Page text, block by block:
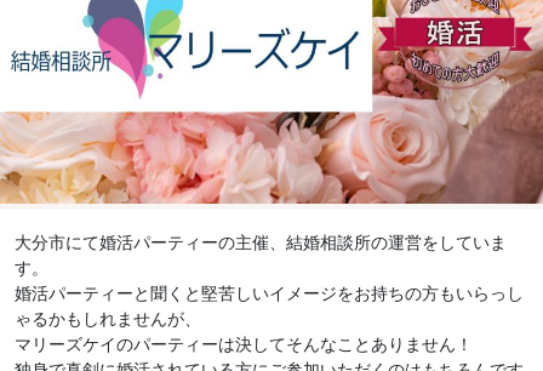
大分市にて婚活パーティーの主催、結婚相談所の運営をしていま
す。
婚活パーティーと聞くと堅苦しいイメージをお持ちの方もいらっし
ゃるかもしれませんが、
マリーズケイのパーティーは決してそんなことありません！